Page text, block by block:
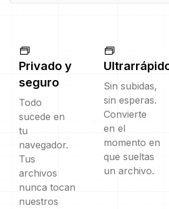
Privado y
seguro
Todo
sucede en
tu
navegador.
Tus
archivos
nunca tocan
nuestros
Sin subidas,
sin esperas.
Convierte
en el
momento en
que sueltas
un archivo.